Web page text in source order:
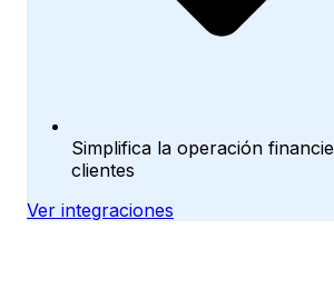
Simplifica la operación
clientes
Ver integraciones